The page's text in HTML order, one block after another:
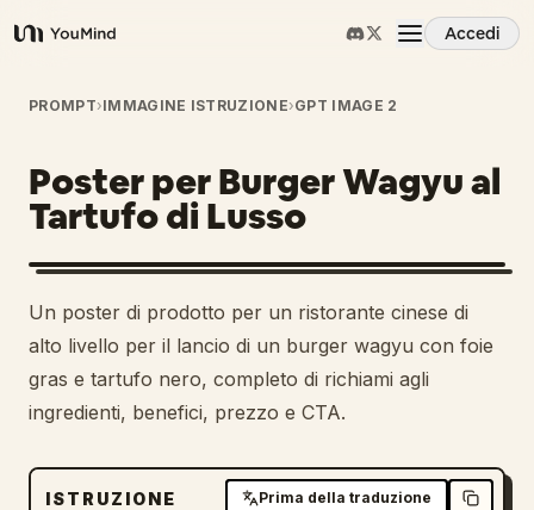
YouMind
Accedi
Panoramica
Casi d'uso
Abilità
Prompt
Prezzi
Scarica
PROMPT›IMMAGINE ISTRUZIONE›GPT IMAGE 2
Poster per Burger Wagyu al
Tartufo di Lusso
Un poster di prodotto per un ristorante cinese di
alto livello per il lancio di un burger wagyu con foie
gras e tartufo nero, completo di richiami agli
ingredienti, benefici, prezzo e CTA.
ISTRUZIONE Prima della traduzione